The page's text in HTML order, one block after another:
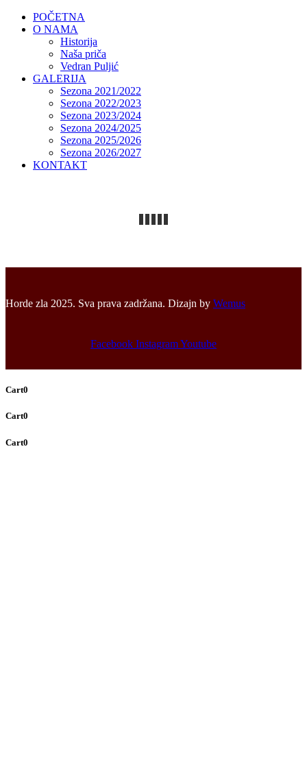
POČETNA
O NAMA
Historija
Naša priča
Vedran Puljić
GALERIJA
Sezona 2021/2022
Sezona 2022/2023
Sezona 2023/2024
Sezona 2024/2025
Sezona 2025/2026
Sezona 2026/2027
KONTAKT
Horde zla 2025. Sva prava zadržana. Dizajn by Wemus
Facebook InstagramYoutube
Cart0
Cart0
Cart0